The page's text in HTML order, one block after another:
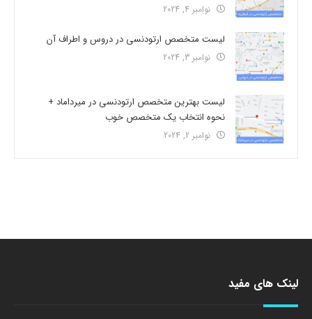
نوامبر 4, 2024
لیست متخصص ارتودنسی در دروس و اطراف آن
نوامبر 3, 2024
لیست بهترین متخصص ارتودنسی در میرداماد +
نحوه انتخاب یک متخصص خوب
نوامبر 2, 2024
لینک های مفید